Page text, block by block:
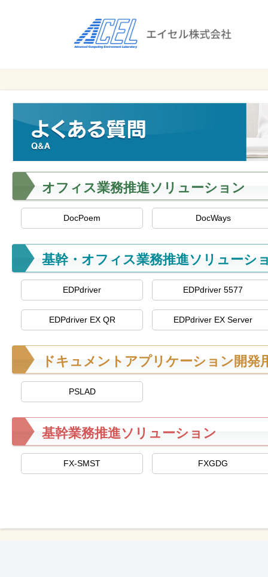
株式会社
の
効
化
と
コ
ス
削
減
支
オフィス業務推進ソリューション
DocPoem DocWays
基幹・オフィス業務推進ソリューシ
EDPdriver EDPdriver 5577
EDPdriver EX QR EDPdriver EX Server
ドキュメントアプリケーション開発
PSLAD
基幹業務推進ソリューション
FX-SMST FXGDG
セ
株
式
会